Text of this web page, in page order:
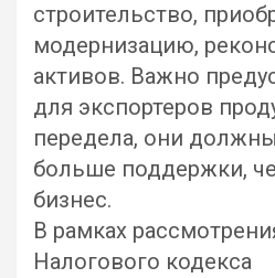
строительство,
модернизацию,
активов. Важно
для экспортеров
передела, они
больше поддержки,
бизнес.
В рамках
Налогового кодекса